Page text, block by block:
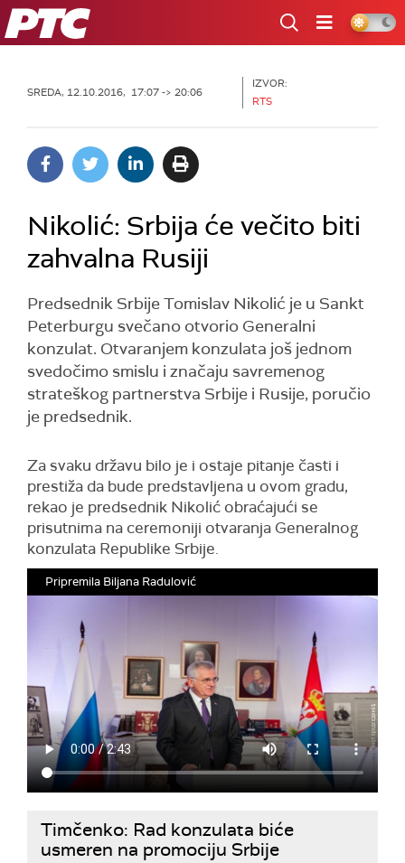
RTS
SREDA, 12.10.2016, 17:07 -> 20:06
IZVOR:
RTS
Nikolić: Srbija će večito biti
zahvalna Rusiji
Predsednik Srbije Tomislav Nikolić je u Sankt
Peterburgu svečano otvorio Generalni
konzulat. Otvaranjem konzulata još jednom
svedočimo smislu i značaju savremenog
strateškog partnerstva Srbije i Rusije, poručio
je predsednik.
Za svaku državu bilo je i ostaje pitanje časti i
prestiža da bude predstavljena u ovom gradu,
rekao je predsednik Nikolić obraćajući se
prisutnima na ceremoniji otvaranja Generalnog
konzulata Republike Srbije.
Pripremila Biljana Radulović
Timčenko: Rad konzulata biće
usmeren na promociju Srbije